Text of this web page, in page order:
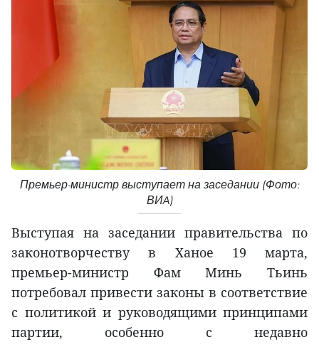
Премьер-министр выступает на заседании (Фото:
ВИA)
Выступая на заседании правительства по
законотворчеству в Ханое 19 марта,
премьер-министр Фам Минь Тьинь
потребовал привести законы в соответствие
с политикой и руководящими принципами
партии, особенно с недавно